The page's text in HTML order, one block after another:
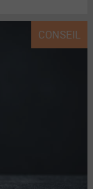
CONSEIL